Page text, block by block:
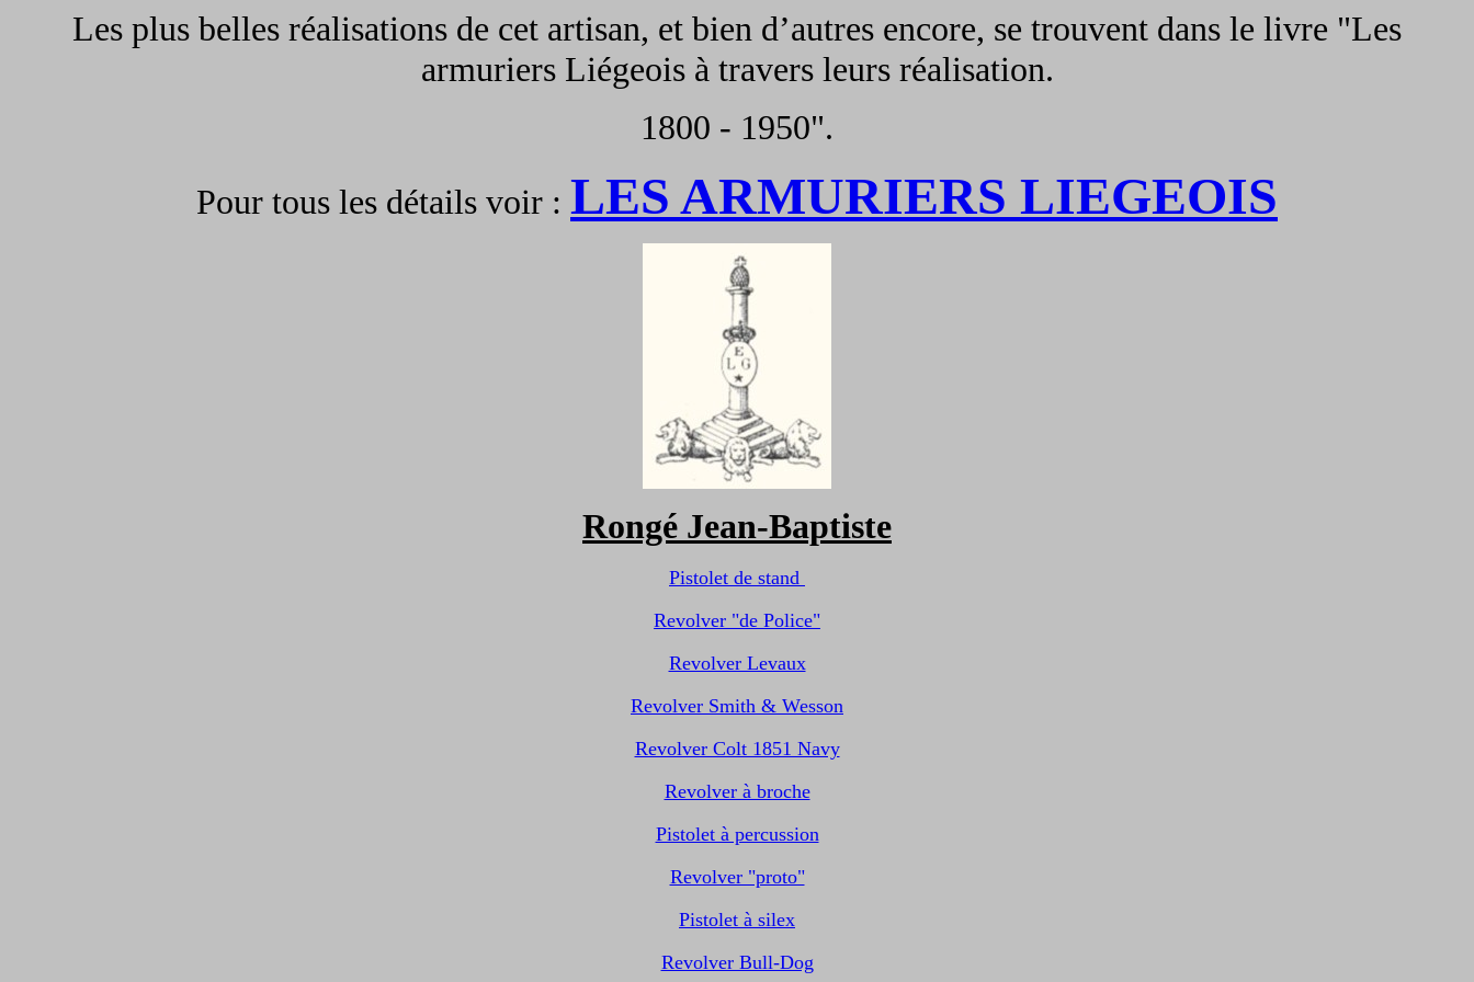
Les plus belles réalisations de cet artisan, et bien d’autres encore, se trouvent dans le livre "Les
armuriers Liégeois à travers leurs réalisation.
1800 - 1950".
Pour tous les détails voir : LES ARMURIERS LIEGEOIS
Rongé Jean-Baptiste
Pistolet de stand
Revolver "de Police"
Revolver Levaux
Revolver Smith & Wesson
Revolver Colt 1851 Navy
Revolver à broche
Pistolet à percussion
Revolver "proto"
Pistolet à silex
Revolver Bull-Dog